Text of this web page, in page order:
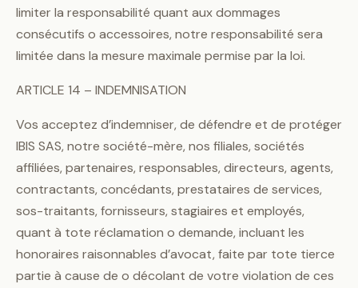
limiter la responsabilité quant aux dommages
consécutifs o accessoires, notre responsabilité sera
limitée dans la mesure maximale permise par la loi.
ARTICLE 14 – INDEMNISATION
Vos acceptez d’indemniser, de défendre et de protéger
IBIS SAS, notre société-mère, nos filiales, sociétés
affiliées, partenaires, responsables, directeurs, agents,
contractants, concédants, prestataires de services,
sos-traitants, fornisseurs, stagiaires et employés,
quant à tote réclamation o demande, incluant les
honoraires raisonnables d’avocat, faite par tote tierce
partie à cause de o décolant de votre violation de ces